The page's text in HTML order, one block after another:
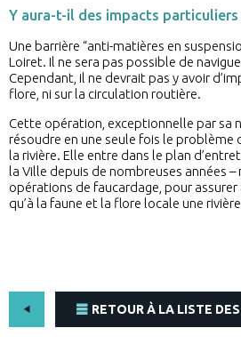
Y aura-t-il des impacts particuliers
Une barrière “anti-matières en
Loiret. Il ne sera pas possible de
Cependant, il ne devrait pas y avoir
flore, ni sur la circulation routière.
Cette opération, exceptionnelle par sa
résoudre en une seule fois le problème
la rivière. Elle entre dans le plan
la Ville depuis de nombreuses années
opérations de faucardage, pour assurer
qu’à la faune et la flore locale une
RETOUR À LA LISTE